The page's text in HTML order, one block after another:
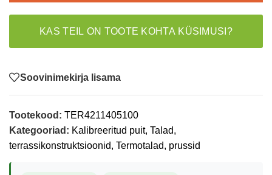
KAS TEIL ON TOOTE KOHTA KÜSIMUSI?
Soovinimekirja lisama
Tootekood: TER4211405100
Kategooriad: Kalibreeritud puit, Talad,
terrassikonstruktsioonid, Termotalad, prussid